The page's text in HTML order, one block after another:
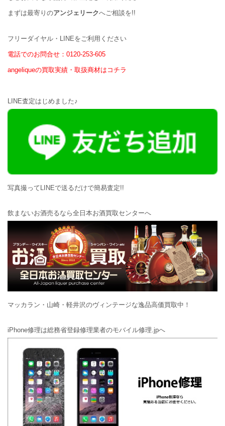
まずは最寄りのアンジェリークへご相談を!!
フリーダイヤル・LINEをご利用ください
電話でのお問合せ：0120-253-605
angeliqueの買取実績・取扱商材はコチラ
LINE査定はじめました♪
写真撮ってLINEで送るだけで簡易査定!!
飲まないお酒売るなら全日本お酒買取センターへ
マッカラン・山崎・軽井沢のヴィンテージな逸品高価買取中！
iPhone修理は総務省登録修理業者のモバイル修理.jpへ